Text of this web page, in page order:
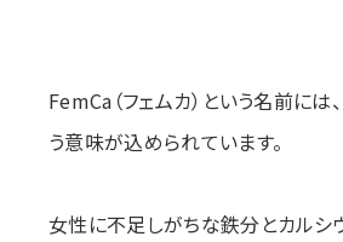
FemCa（フェムカ）という名前には
う意味が込められています。
女性に不足しがちな鉄分とカルシ